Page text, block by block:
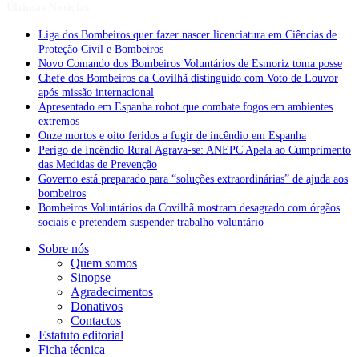
Liga dos Bombeiros quer fazer nascer licenciatura em Ciências de
Proteção Civil e Bombeiros
Novo Comando dos Bombeiros Voluntários de Esmoriz toma posse
Chefe dos Bombeiros da Covilhã distinguido com Voto de Louvor
após missão internacional
Apresentado em Espanha robot que combate fogos em ambientes
extremos
Onze mortos e oito feridos a fugir de incêndio em Espanha
Perigo de Incêndio Rural Agrava-se: ANEPC Apela ao Cumprimento
das Medidas de Prevenção
Governo está preparado para “soluções extraordinárias” de ajuda aos
bombeiros
Bombeiros Voluntários da Covilhã mostram desagrado com órgãos
sociais e pretendem suspender trabalho voluntário
Sobre nós
Quem somos
Sinopse
Agradecimentos
Donativos
Contactos
Estatuto editorial
Ficha técnica